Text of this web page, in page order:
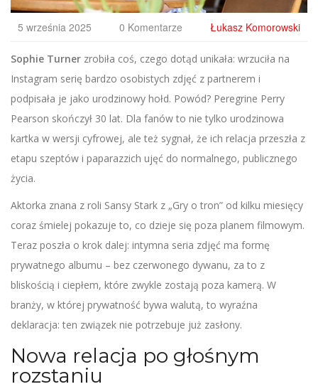
5 września 2025 0 Komentarze Łukasz Komorowski
Sophie Turner zrobiła coś, czego dotąd unikała: wrzuciła na
Instagram serię bardzo osobistych zdjęć z partnerem i
podpisała je jako urodzinowy hołd. Powód? Peregrine Perry
Pearson skończył 30 lat. Dla fanów to nie tylko urodzinowa
kartka w wersji cyfrowej, ale też sygnał, że ich relacja przeszła z
etapu szeptów i paparazzich ujęć do normalnego, publicznego
życia.
Aktorka znana z roli Sansy Stark z „Gry o tron” od kilku miesięcy
coraz śmielej pokazuje to, co dzieje się poza planem filmowym.
Teraz poszła o krok dalej: intymna seria zdjęć ma formę
prywatnego albumu – bez czerwonego dywanu, za to z
bliskością i ciepłem, które zwykle zostają poza kamerą. W
branży, w której prywatność bywa walutą, to wyraźna
deklaracja: ten związek nie potrzebuje już zasłony.
Nowa relacja po głośnym
rozstaniu